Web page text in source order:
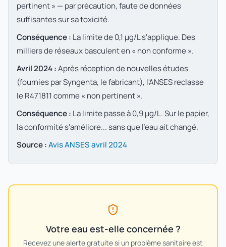
pertinent » — par précaution, faute de données
suffisantes sur sa toxicité.
Conséquence : La limite de 0,1 µg/L s'applique. Des
milliers de réseaux basculent en « non conforme ».
Avril 2024 :Après réception de nouvelles études
(fournies par Syngenta, le fabricant), l'ANSES reclasse
le R471811 comme « non pertinent ».
Conséquence : La limite passe à 0,9 µg/L. Sur le papier,
la conformité s'améliore... sans que l'eau ait changé.
Source :Avis ANSES avril 2024
Votre eau est-elle concernée ?
Recevez une alerte gratuite si un problème sanitaire est